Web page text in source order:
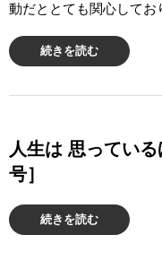
動だととても関心して
続きを読む
人生は 思ってい
号］
続きを読む